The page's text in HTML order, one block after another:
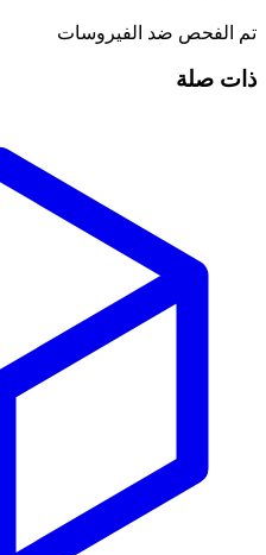
تم الفحص ضد الفيروسات
ذات صلة